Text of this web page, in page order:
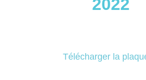
2022
Télécharger la